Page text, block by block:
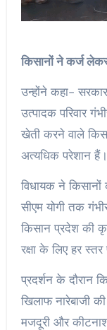
किसानों ने कर्ज
उन्होंने कहा-
उत्पादक परिवार
खेती करने वाले
अत्यधिक परेशान हैं।
विधायक ने किसानों
सीएम योगी तक
किसान प्रदेश की
रक्षा के लिए हर
प्रदर्शन के दौरान
खिलाफ नारेबाजी
मजदूरी और